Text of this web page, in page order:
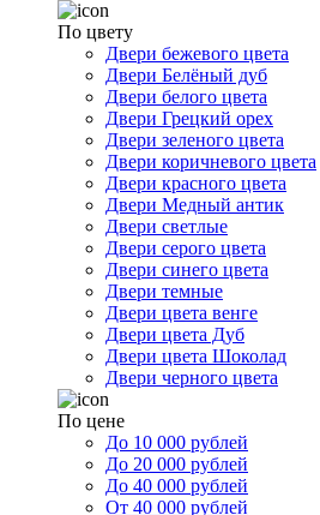
По цвету
Двери бежевого цвета
Двери Белёный дуб
Двери белого цвета
Двери Грецкий орех
Двери зеленого цвета
Двери коричневого цвета
Двери красного цвета
Двери Медный антик
Двери светлые
Двери серого цвета
Двери синего цвета
Двери темные
Двери цвета венге
Двери цвета Дуб
Двери цвета Шоколад
Двери черного цвета
По цене
До 10 000 рублей
До 20 000 рублей
До 40 000 рублей
От 40 000 рублей